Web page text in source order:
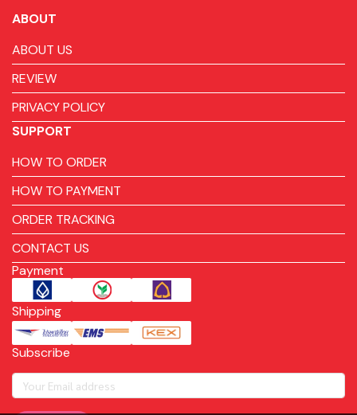
ABOUT
ABOUT US
REVIEW
PRIVACY POLICY
SUPPORT
HOW TO ORDER
HOW TO PAYMENT
ORDER TRACKING
CONTACT US
Payment
Shipping
Subscribe